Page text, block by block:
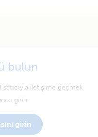
bulun
iletişime geçmek
girin.
girin